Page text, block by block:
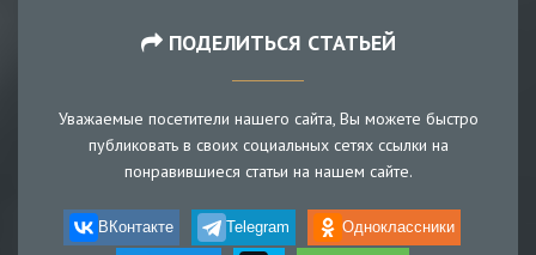
ПОДЕЛИТЬСЯ СТАТЬЕЙ
Уважаемые посетители нашего сайта, Вы можете быстро
публиковать в своих социальных сетях ссылки на
понравившиеся статьи на нашем сайте.
ВКонтакте Telegram Одноклассники